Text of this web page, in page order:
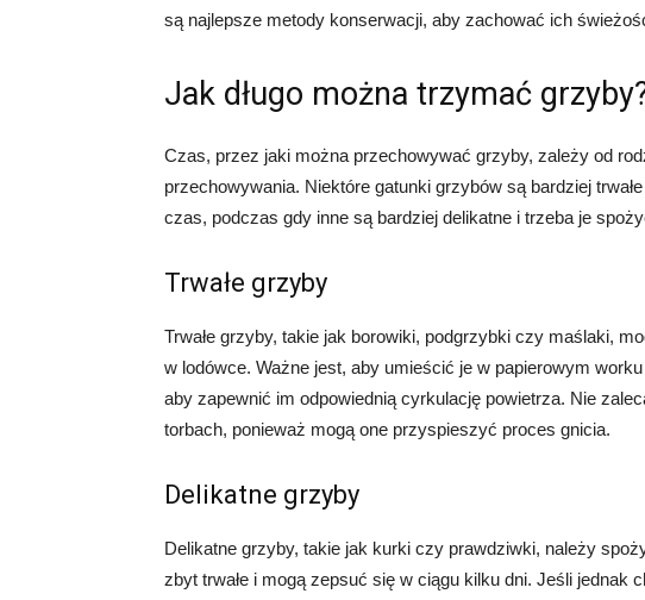
są najlepsze metody konserwacji, aby zachować ich
Jak długo można trzymać
Czas, przez jaki można przechowywać grzyby, zależy od
przechowywania. Niektóre gatunki grzybów są bardziej
czas, podczas gdy inne są bardziej delikatne i trzeba je
Trwałe grzyby
Trwałe grzyby, takie jak borowiki, podgrzybki czy maślaki,
w lodówce. Ważne jest, aby umieścić je w papierowym
aby zapewnić im odpowiednią cyrkulację powietrza. Nie
torbach, ponieważ mogą one przyspieszyć proces gnicia.
Delikatne grzyby
Delikatne grzyby, takie jak kurki czy prawdziwki, należy
zbyt trwałe i mogą zepsuć się w ciągu kilku dni. Jeśli jednak